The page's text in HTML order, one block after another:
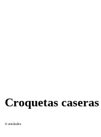
Croquetas
4 unidades